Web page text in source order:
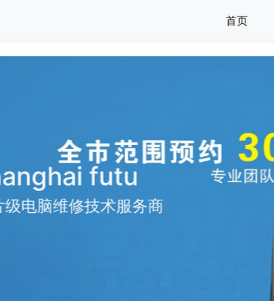
首页
futu
维修技术服务商